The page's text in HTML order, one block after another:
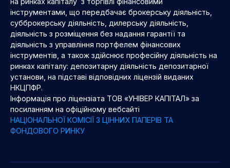
інструментами, що передбачає брокерську діяльність,
субброкерську діяльність, дилерську діяльність,
діяльність з розміщення без надання гарантії та
діяльність з управління портфелем фінансових
інструментів, а також здійснює професійну діяльність на
ринках капіталу: депозитарну діяльність депозитарної
установи, на підставі відповідних ліцензій виданих
НКЦПФР.
Інформація про ліцензіата ТОВ «УНІВЕР КАПІТАЛ» за
посиланням на офіційному вебсайті
НАЦІОНАЛЬНОЇ КОМІСІЇ З ЦІННИХ ПАПЕРІВ ТА
ФОНДОВОГО РИНКУ